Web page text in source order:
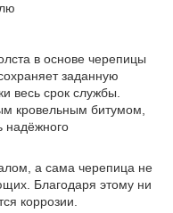
в основе черепицы
заданную
весь срок службы.
кровельным битумом,
надёжного
а сама черепица не
Благодаря этому ни
коррозии.